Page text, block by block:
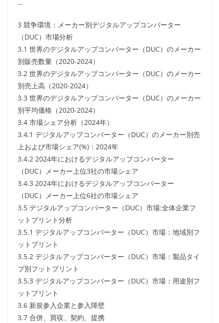
…
3 競争環境：メーカー別デジタルアップコンバーター
（DUC）市場分析
3.1 世界のデジタルアップコンバーター（DUC）のメーカー
別販売数量（2020-2024）
3.2 世界のデジタルアップコンバーター（DUC）のメーカー
別売上高（2020-2024）
3.3 世界のデジタルアップコンバーター（DUC）のメーカー
別平均価格（2020-2024）
3.4 市場シェア分析（2024年）
3.4.1 デジタルアップコンバーター（DUC）のメーカー別売
上および市場シェア(%)：2024年
3.4.2 2024年におけるデジタルアップコンバーター
（DUC）メーカー上位3社の市場シェア
3.4.3 2024年におけるデジタルアップコンバーター
（DUC）メーカー上位6社の市場シェア
3.5 デジタルアップコンバーター（DUC）市場:全体企業フ
ットプリント分析
3.5.1 デジタルアップコンバーター（DUC）市場：地域別フ
ットプリント
3.5.2 デジタルアップコンバーター（DUC）市場：製品タイ
プ別フットプリント
3.5.3 デジタルアップコンバーター（DUC）市場：用途別フ
ットプリント
3.6 新規参入企業と参入障壁
3.7 合併、買収、契約、提携